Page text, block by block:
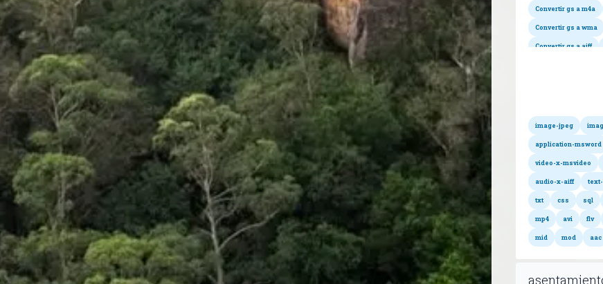
Convertir gs a m4a
Convertir gs a wma
Convertir gs a aiff
image-jpeg
application-msword
video-x-msvideo
audio-x-aiff
txt css sql
mp4 avi flv
mid mod aac